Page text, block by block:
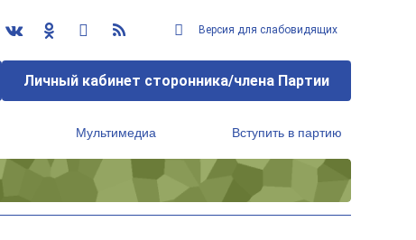
Версия для слабовидящих
Личный кабинет сторонника/члена Партии
Мультимедиа Вступить в партию